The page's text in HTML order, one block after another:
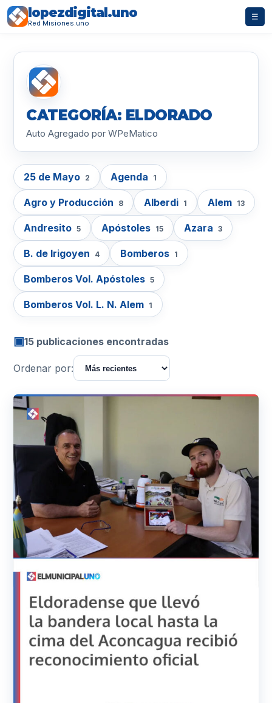
lopezdigital.uno
Red Misiones.uno
☰
CATEGORÍA: ELDORADO
Auto Agregado por WPeMatico
25 de Mayo 2 Agenda 1
Agro y Producción 8 Alberdi 1 Alem 13
Andresito 5 Apóstoles 15 Azara 3
B. de Irigoyen 4 Bomberos 1
Bomberos Vol. Apóstoles 5
Bomberos Vol. L. N. Alem 1
▣15 publicaciones encontradas
Ordenar por: